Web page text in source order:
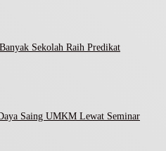
Sekolah Raih Predikat
Saing UMKM Lewat Seminar